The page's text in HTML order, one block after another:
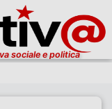
sociale e politica